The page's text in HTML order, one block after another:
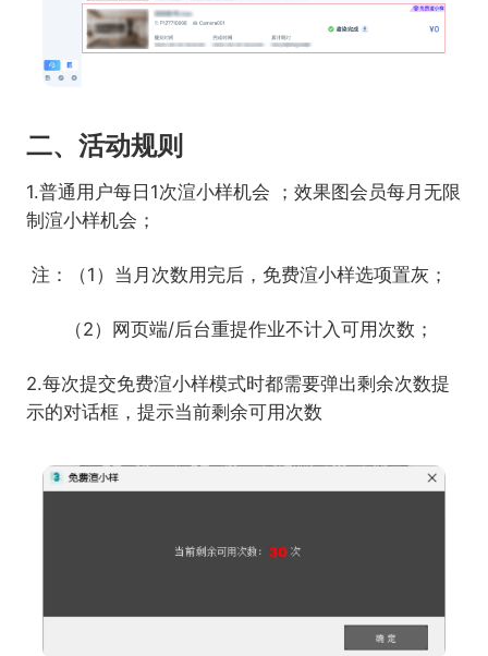
二、活动规则
1.普通用户每日1次渲小样机会 ；效果图会员每月无限
制渲小样机会；
注：（1）当月次数用完后，免费渲小样选项置灰；
（2）网页端/后台重提作业不计入可用次数；
2.每次提交免费渲小样模式时都需要弹出剩余次数提
示的对话框，提示当前剩余可用次数